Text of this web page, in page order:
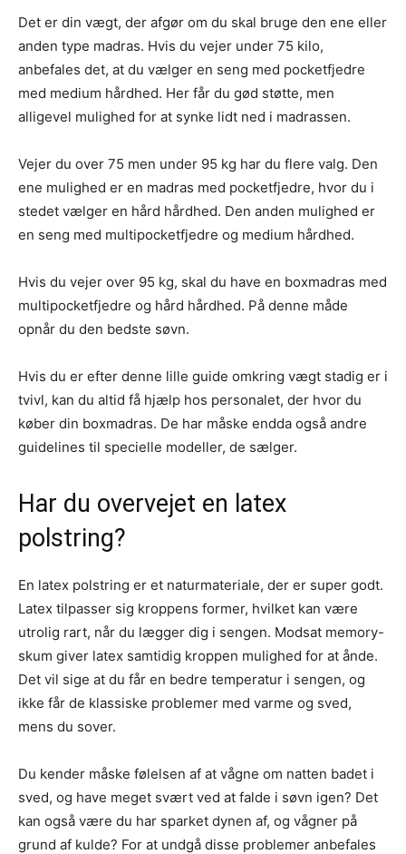
Det er din vægt, der afgør om du skal bruge den ene eller
anden type madras. Hvis du vejer under 75 kilo,
anbefales det, at du vælger en seng med pocketfjedre
med medium hårdhed. Her får du gød støtte, men
alligevel mulighed for at synke lidt ned i madrassen.
Vejer du over 75 men under 95 kg har du flere valg. Den
ene mulighed er en madras med pocketfjedre, hvor du i
stedet vælger en hård hårdhed. Den anden mulighed er
en seng med multipocketfjedre og medium hårdhed.
Hvis du vejer over 95 kg, skal du have en boxmadras med
multipocketfjedre og hård hårdhed. På denne måde
opnår du den bedste søvn.
Hvis du er efter denne lille guide omkring vægt stadig er i
tvivl, kan du altid få hjælp hos personalet, der hvor du
køber din boxmadras. De har måske endda også andre
guidelines til specielle modeller, de sælger.
Har du overvejet en latex
polstring?
En latex polstring er et naturmateriale, der er super godt.
Latex tilpasser sig kroppens former, hvilket kan være
utrolig rart, når du lægger dig i sengen. Modsat memory-
skum giver latex samtidig kroppen mulighed for at ånde.
Det vil sige at du får en bedre temperatur i sengen, og
ikke får de klassiske problemer med varme og sved,
mens du sover.
Du kender måske følelsen af at vågne om natten badet i
sved, og have meget svært ved at falde i søvn igen? Det
kan også være du har sparket dynen af, og vågner på
grund af kulde? For at undgå disse problemer anbefales